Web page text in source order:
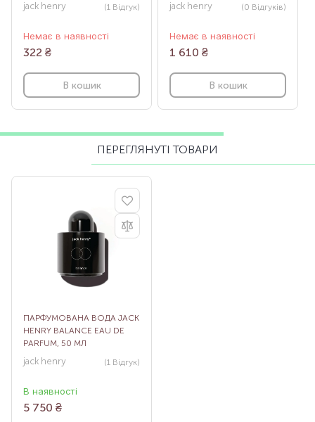
jack henry (1 Відгук)
Немає в наявності
322 ₴
В кошик
jack henry (0 Відгуків)
Немає в наявності
1 610 ₴
В кошик
ПЕРЕГЛЯНУТІ ТОВАРИ
ПАРФУМОВАНА ВОДА JACK
HENRY BALANCE EAU DE
PARFUM, 50 МЛ
jack henry (1 Відгук)
В наявності
5 750 ₴